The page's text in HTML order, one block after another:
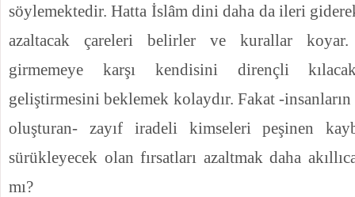
söylemektedir. Hatta İslâm dini daha da ileri
azaltacak çareleri belirler ve kurallar koyar.
girmemeye karşı kendisini dirençli
geliştirmesini beklemek kolaydır. Fakat -
oluşturan- zayıf iradeli kimseleri peşinen
sürükleyecek olan fırsatları azaltmak daha
mı?